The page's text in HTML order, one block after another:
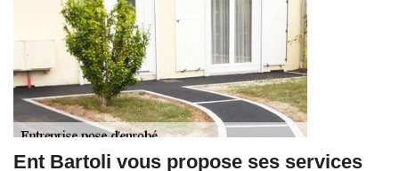
Ent Bartoli vous propose ses services